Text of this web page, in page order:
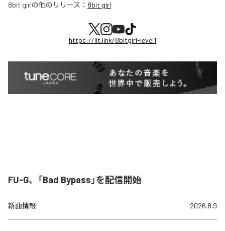
8bit girlの他のリリース： 8bit girl
https://lit.link/8bitgirl-level1
FU-G、「Bad Bypass」を配信開始
新曲情報 2026.8.9